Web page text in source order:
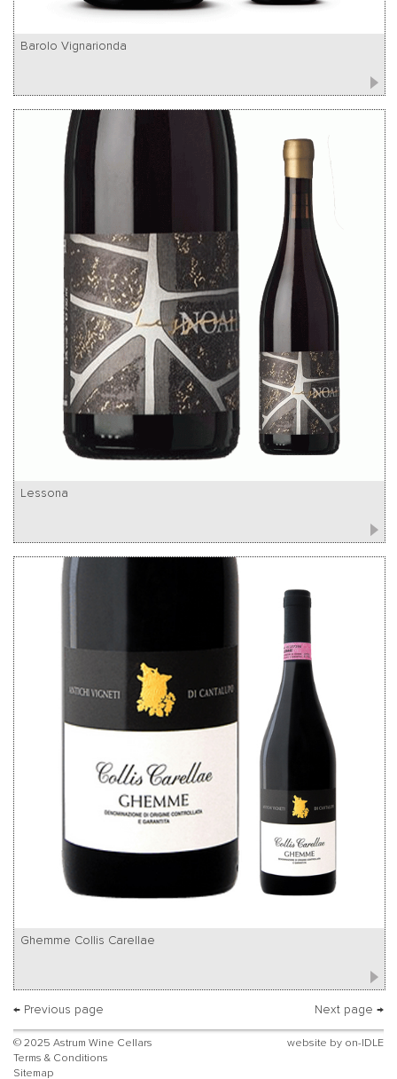
Barolo Vignarionda
Lessona
Ghemme Collis Carellae
← Previous page Next page →
© 2025 Astrum Wine Cellars
Terms & Conditions
Sitemap
website by on-IDLE